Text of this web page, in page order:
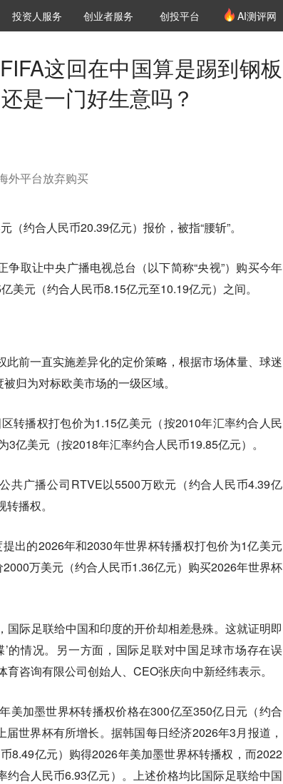
VClub投资机构库
投资机构职位推介
投资人服务 创投氪堂
创业者服务 创投平台 AI测评网
这回在中国算是踢到钢板
是一门好生意吗？
外平台放弃购买
约合人民币20.39亿元）报价，被指“腰斩”。
取让中央广播电视总台（以下简称“央视”）购买今年
美元（约合人民币8.15亿元至10.19亿元）之间。
前一直实施差异化的定价策略，根据市场体量、球迷
归为对标欧美市场的一级区域。
转播权打包价为1.15亿美元（按2010年汇率约合人民
亿美元（按2018年汇率约合人民币19.85亿元）。
共广播公司RTVE以5500万欧元（约合人民币4.39亿
播权。
出的2026年和2030年世界杯转播权打包价为1亿美元
万美元（约合人民币1.36亿元）购买2026年世界杯
际足联给中国和印度的开价却相差悬殊。 这就证明即
的情况。另一方面，国际足联对中国足球市场存在误
咨询有限公司创始人、CEO张庆向中新经纬表示。
美加墨世界杯转播权价格在300亿至350亿日元（约合
世界杯有所增长。据韩国每日经济2026年3月报道，
8.49亿元）购得2026年美加墨世界杯转播权，而2022
合人民币6.93亿元）。上述价格均比国际足联给中国